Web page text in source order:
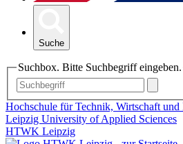
Suche
Suchbox. Bitte Suchbegriff eingeben.
Hochschule für Technik, Wirtschaft
Leipzig University of Applied Sciences
HTWK Leipzig